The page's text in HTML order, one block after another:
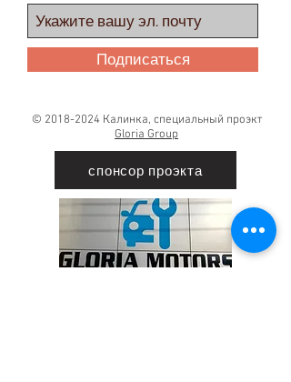
Подписаться
© 2018-2024 Калинка, специальный проэкт
Gloria Group
спонсор проэкта